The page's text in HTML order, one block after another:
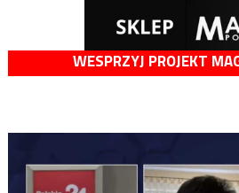
WESPRZYJ PROJEKT